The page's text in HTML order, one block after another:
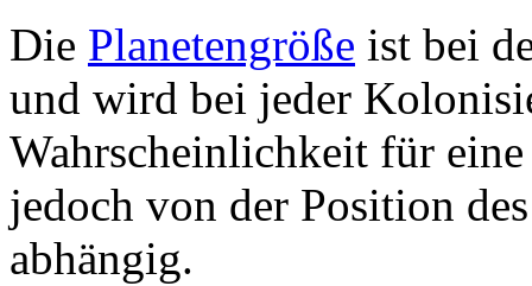
Die Planetengröße ist bei
und wird bei jeder
Wahrscheinlichkeit für
jedoch von der Position
abhängig.